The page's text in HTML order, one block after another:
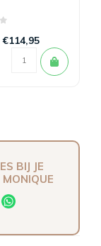
€114,95
BIJ JE